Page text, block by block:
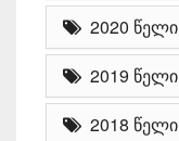
2020 წელი
2019 წელი
2018 წელი